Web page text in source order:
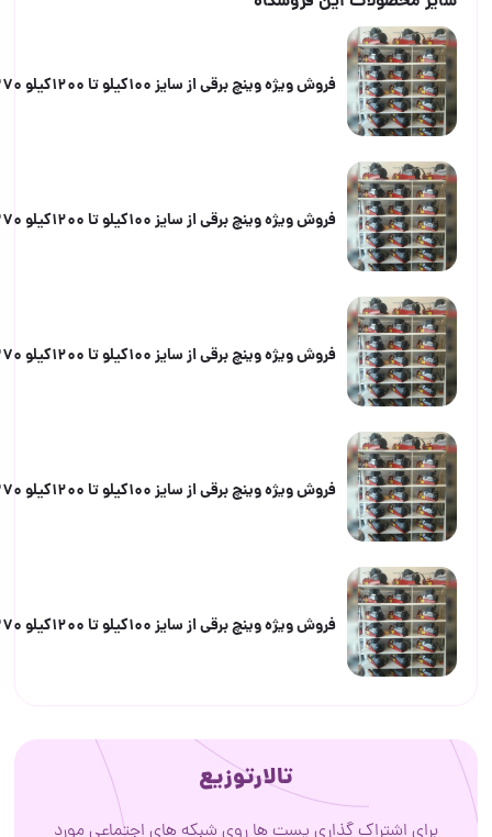
فروش ویژه وینچ برقی از سایز 100کیلو تا 1200کیلو 09058962370
فروش ویژه وینچ برقی از سایز 100کیلو تا 1200کیلو 09058962370
فروش ویژه وینچ برقی از سایز 100کیلو تا 1200کیلو 09058962370
فروش ویژه وینچ برقی از سایز 100کیلو تا 1200کیلو 09058962370
فروش ویژه وینچ برقی از سایز 100کیلو تا 1200کیلو 09058962370
تالارتوزیع
گذاری پست ها روی شبکه های اجتماعی مورد